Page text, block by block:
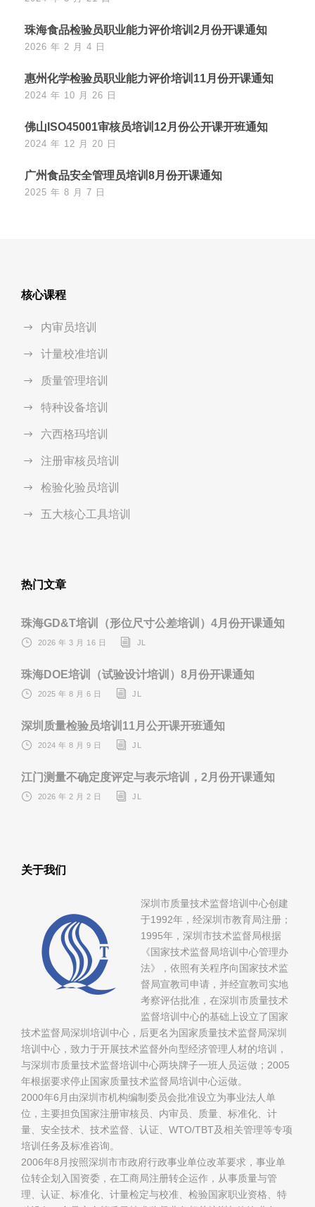
珠海食品检验员职业能力评价培训2月份开课通知
2026 年 2 月 4 日
惠州化学检验员职业能力评价培训11月份开课通知
2024 年 10 月 26 日
佛山ISO45001审核员培训12月份公开课开班通知
2024 年 12 月 20 日
广州食品安全管理员培训8月份开课通知
2025 年 8 月 7 日
核心课程
内审员培训
计量校准培训
质量管理培训
特种设备培训
六西格玛培训
注册审核员培训
检验化验员培训
五大核心工具培训
热门文章
珠海GD&T培训（形位尺寸公差培训）4月份开课通知
2026 年 3 月 16 日 JL
珠海DOE培训（试验设计培训）8月份开课通知
2025 年 8 月 6 日 JL
深圳质量检验员培训11月公开课开班通知
2024 年 8 月 9 日 JL
江门测量不确定度评定与表示培训，2月份开课通知
2026 年 2 月 2 日 JL
关于我们
深圳市质量技术监督培训中心创建
于1992年，经深圳市教育局注册；
1995年，深圳市技术监督局根据
《国家技术监督局培训中心管理办
法》，依照有关程序向国家技术监
督局宣教司申请，并经宣教司实地
考察评估批准，在深圳市质量技术
监督培训中心的基础上设立了国家
技术监督局深圳培训中心，后更名为国家质量技术监督局深圳
培训中心，致力于开展技术监督外向型经济管理人材的培训，
与深圳市质量技术监督培训中心两块牌子一班人员运做；2005
年根据要求停止国家质量技术监督局培训中心运做。
2000年6月由深圳市机构编制委员会批准设立为事业法人单
位，主要担负国家注册审核员、内审员、质量、标准化、计
量、安全技术、技术监督、认证、WTO/TBT及相关管理等专项
培训任务及标准咨询。
2006年8月按照深圳市市政府行政事业单位改革要求，事业单
位转企划入国资委，在工商局注册转企运作，从事质量与管
理、认证、标准化、计量检定与校准、检验国家职业资格、特